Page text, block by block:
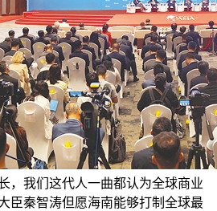
，我们这代人一曲都认为全球商业
臣秦智涛但愿海南能够打制全球最